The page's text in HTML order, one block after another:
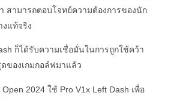
สามารถตอบโจทย์ความต้องการของนัก
แท้จริง
ก็ได้รับความเชื่อมั่นในการถูกใช้คว้า
ของเกมกอล์ฟมาแล้ว
2024 ใช้ Pro V1x Left Dash เพื่อ